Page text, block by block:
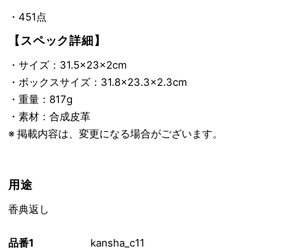
品番1
kansha_c11
・451点
【スペック詳細】
・サイズ：31.5×23×2cm
・ボックスサイズ：31.8×23.3×2.3cm
・重量：817g
・素材：合成皮革
※ 掲載内容は、変更になる場合がございます。
用途
香典返し